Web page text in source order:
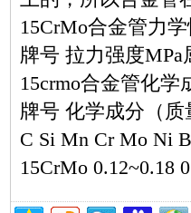
15CrMo合金管力
牌号 拉力强度
15crmo合金管化学
牌号 化学成分（
C Si Mn Cr Mo Ni
15CrMo 0.12~0.18